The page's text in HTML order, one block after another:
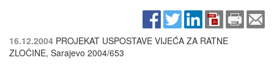
16.12.2004 PROJEKAT USPOSTAVE VIJEĆA ZA RATNE
ZLOČINE, Sarajevo 2004/653